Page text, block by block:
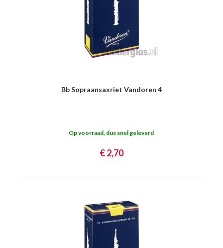
Bb Sopraansaxriet Vandoren 4
Op voorraad, dus snel geleverd
€ 2,70